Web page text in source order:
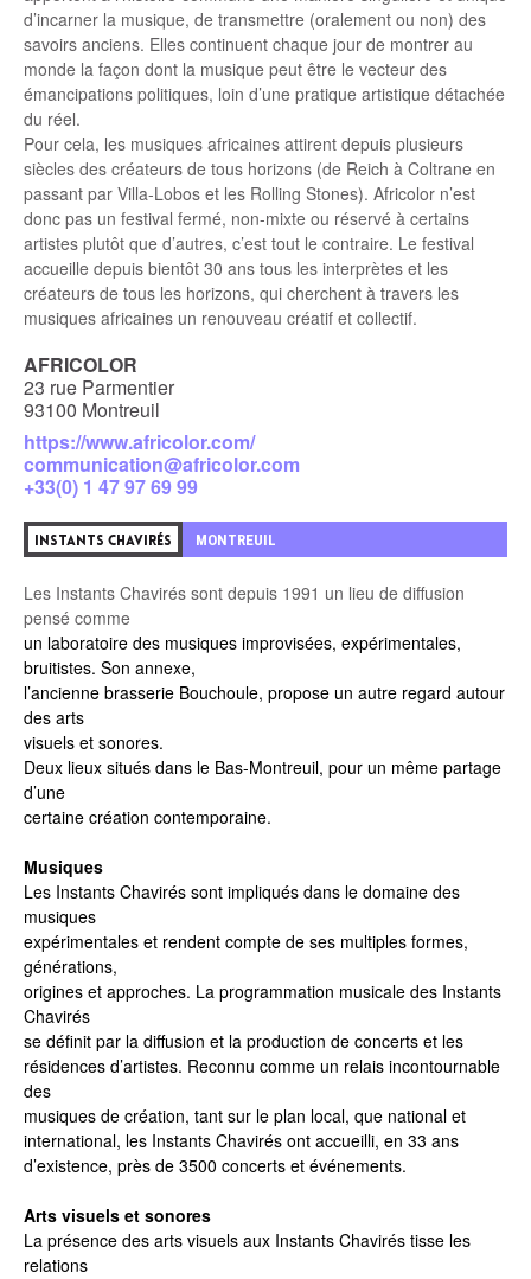
d’incarner la musique, de transmettre (oralement ou non) des
savoirs anciens. Elles continuent chaque jour de montrer au
monde la façon dont la musique peut être le vecteur des
émancipations politiques, loin d’une pratique artistique détachée
du réel.
Pour cela, les musiques africaines attirent depuis plusieurs
siècles des créateurs de tous horizons (de Reich à Coltrane en
passant par Villa-Lobos et les Rolling Stones). Africolor n’est
donc pas un festival fermé, non-mixte ou réservé à certains
artistes plutôt que d’autres, c’est tout le contraire. Le festival
accueille depuis bientôt 30 ans tous les interprètes et les
créateurs de tous les horizons, qui cherchent à travers les
musiques africaines un renouveau créatif et collectif.
AFRICOLOR
23 rue Parmentier
93100 Montreuil
https://www.africolor.com/
communication@africolor.com
+33(0) 1 47 97 69 99
INSTANTS CHAVIRÉS MONTREUIL
Les Instants Chavirés sont depuis 1991 un lieu de diffusion
pensé comme
un laboratoire des musiques improvisées, expérimentales,
bruitistes. Son annexe,
l’ancienne brasserie Bouchoule, propose un autre regard autour
des arts
visuels et sonores.
Deux lieux situés dans le Bas-Montreuil, pour un même partage
d’une
certaine création contemporaine.
Musiques
Les Instants Chavirés sont impliqués dans le domaine des
musiques
expérimentales et rendent compte de ses multiples formes,
générations,
origines et approches. La programmation musicale des Instants
Chavirés
se définit par la diffusion et la production de concerts et les
résidences d’artistes. Reconnu comme un relais incontournable
des
musiques de création, tant sur le plan local, que national et
international, les Instants Chavirés ont accueilli, en 33 ans
d’existence, près de 3500 concerts et événements.
Arts visuels et sonores
La présence des arts visuels aux Instants Chavirés tisse les
relations